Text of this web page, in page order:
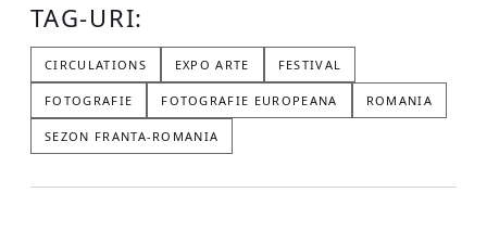
TAG-URI:
CIRCULATIONS EXPO ARTE FESTIVAL
FOTOGRAFIE FOTOGRAFIE EUROPEANA ROMANIA
SEZON FRANTA-ROMANIA